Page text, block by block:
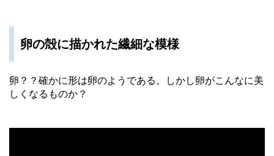
卵の殻に描かれた繊細な模様
卵？？確かに形は卵のようである。しかし卵がこんなに美
しくなるものか？